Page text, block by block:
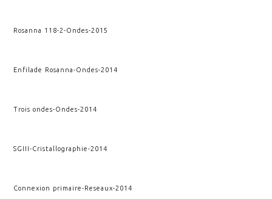
Rosanna 118-2-Ondes-2015
Enfilade Rosanna-Ondes-2014
Trois ondes-Ondes-2014
SGIII-Cristallographie-2014
Connexion primaire-Reseaux-2014